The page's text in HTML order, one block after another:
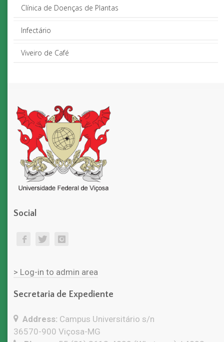
Clínica de Doenças de Plantas
Infectário
Viveiro de Café
Social
> Log-in to admin area
Secretaria de Expediente
Address: Campus Universitário s/n
36570-900 Viçosa-MG